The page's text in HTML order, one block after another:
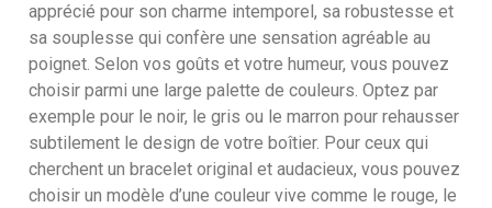
apprécié pour son charme intemporel, sa robustesse et
sa souplesse qui confère une sensation agréable au
poignet. Selon vos goûts et votre humeur, vous pouvez
choisir parmi une large palette de couleurs. Optez par
exemple pour le noir, le gris ou le marron pour rehausser
subtilement le design de votre boîtier. Pour ceux qui
cherchent un bracelet original et audacieux, vous pouvez
choisir un modèle d’une couleur vive comme le rouge, le